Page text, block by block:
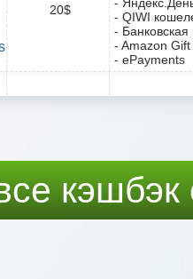
20$
- QIWI
-
- Amazon
- ePayments